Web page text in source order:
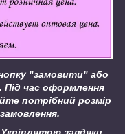
"замовити" або
Під час оформлення
потрібний розмір